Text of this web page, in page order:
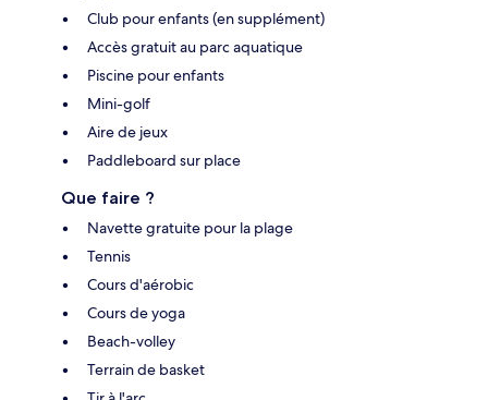
Club pour enfants (en supplément)
Accès gratuit au parc aquatique
Piscine pour enfants
Mini-golf
Aire de jeux
Paddleboard sur place
Que faire ?
Navette gratuite pour la plage
Tennis
Cours d'aérobic
Cours de yoga
Beach-volley
Terrain de basket